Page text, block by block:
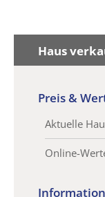
Haus
Preis &
Aktuelle
Online-